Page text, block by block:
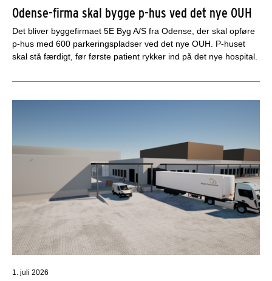
Odense-firma skal bygge p-hus ved det nye OUH
Det bliver byggefirmaet 5E Byg A/S fra Odense, der skal opføre
p-hus med 600 parkeringspladser ved det nye OUH. P-huset
skal stå færdigt, før første patient rykker ind på det nye hospital.
1. juli 2026